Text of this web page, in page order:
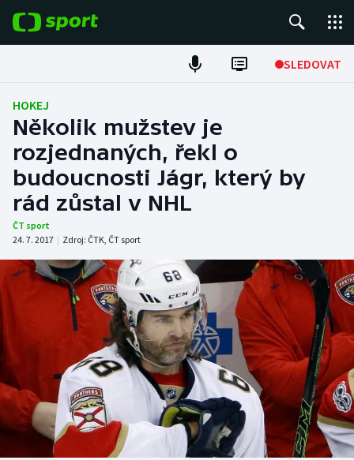
SLEDOVAT
Fotbal
Hokej
Tenis
Atletika
DALŠÍ SPORTY
Americký fotbal
Baseball a softbal
Basketbal
Biatlon
NEPŘEHLÉDNĚTE
Soutěže
Historické návraty
Aplikace ČT sport
HOKEJ
Několik mužstev je
rozjednaných, řekl o
budoucnosti Jágr, který by
rád zůstal v NHL
ČT sport
24. 7. 2017 | Zdroj: ČTK, ČT sport